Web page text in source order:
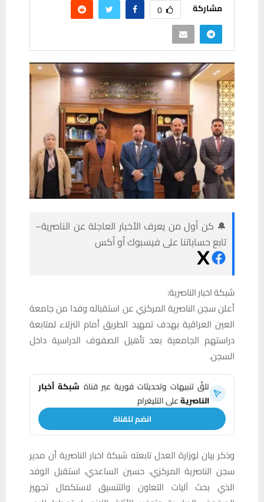
مشاركة 0
🔔 كن أول من يعرف الأخبار العاجلة عن الناصرية–
تابع حساباتنا على فيسبوك أو أكس
شبكة اخبار الناصرية:
أعلن سجن الناصرية المركزي عن استقباله وفدا من جامعة
العين العراقية بهدف تمهيد الطريق أمام النزلاء لمتابعة
دراستهم الجامعية بعد تأهيل الصفوف الدراسية داخل
السجن.
تلقَّ تنبيهات وتحديثات فورية عبر قناة شبكة أخبار
الناصريةعلى التليغرام
انضم للقناة
وذكر بيان لوزارة العدل تابعته شبكة اخبار الناصرية أن مدير
سجن الناصرية المركزي، حسين الساعدي، استقبل الوفد
الذي بحث آليات التعاون والتنسيق لاستكمال تجهيز